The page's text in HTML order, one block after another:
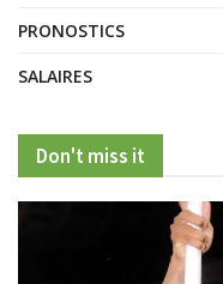
PRONOSTICS
SALAIRES
Don't miss it